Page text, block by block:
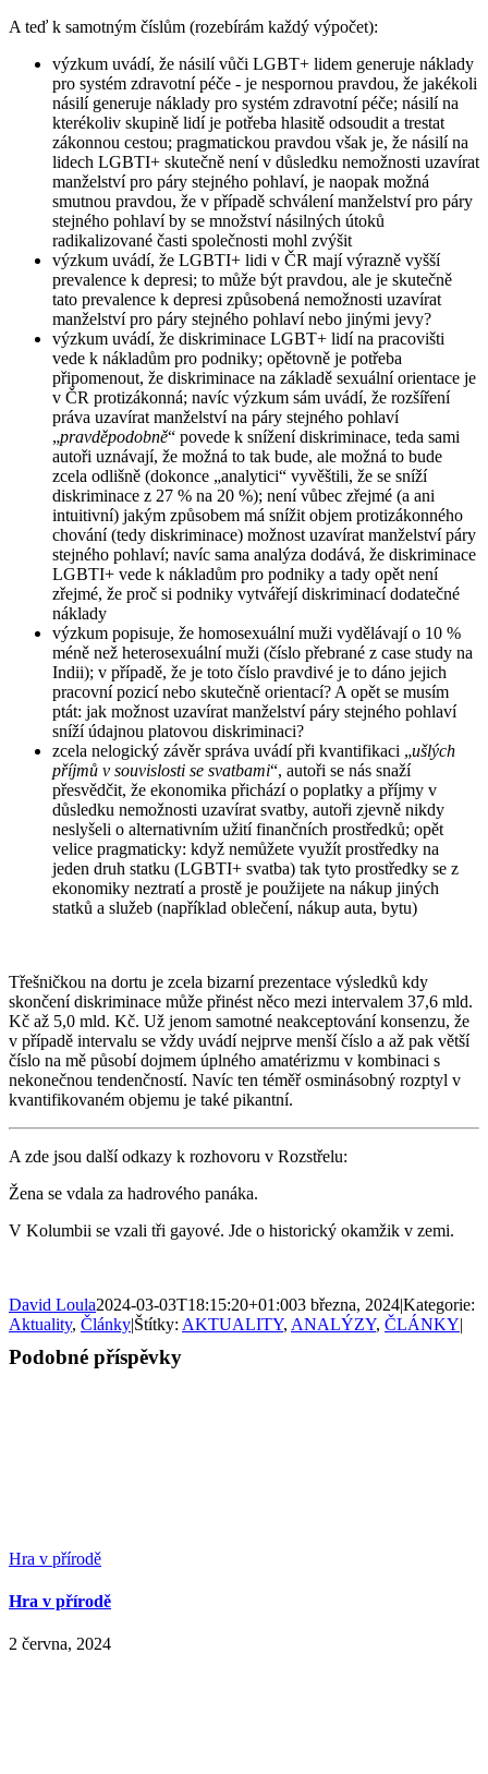
A teď k samotným číslům (rozebírám každý výpočet):
výzkum uvádí, že násilí vůči LGBT+ lidem generuje náklady
pro systém zdravotní péče - je nespornou pravdou, že jakékoli
násilí generuje náklady pro systém zdravotní péče; násilí na
kterékoliv skupině lidí je potřeba hlasitě odsoudit a trestat
zákonnou cestou; pragmatickou pravdou však je, že násilí na
lidech LGBTI+ skutečně není v důsledku nemožnosti uzavírat
manželství pro páry stejného pohlaví, je naopak možná
smutnou pravdou, že v případě schválení manželství pro páry
stejného pohlaví by se množství násilných útoků
radikalizované časti společnosti mohl zvýšit
výzkum uvádí, že LGBTI+ lidi v ČR mají výrazně vyšší
prevalence k depresi; to může být pravdou, ale je skutečně
tato prevalence k depresi způsobená nemožnosti uzavírat
manželství pro páry stejného pohlaví nebo jinými jevy?
výzkum uvádí, že diskriminace LGBT+ lidí na pracovišti
vede k nákladům pro podniky; opětovně je potřeba
připomenout, že diskriminace na základě sexuální orientace je
v ČR protizákonná; navíc výzkum sám uvádí, že rozšíření
práva uzavírat manželství na páry stejného pohlaví
„pravděpodobně“ povede k snížení diskriminace, teda sami
autoři uznávají, že možná to tak bude, ale možná to bude
zcela odlišně (dokonce „analytici“ vyvěštili, že se sníží
diskriminace z 27 % na 20 %); není vůbec zřejmé (a ani
intuitivní) jakým způsobem má snížit objem protizákonného
chování (tedy diskriminace) možnost uzavírat manželství páry
stejného pohlaví; navíc sama analýza dodává, že diskriminace
LGBTI+ vede k nákladům pro podniky a tady opět není
zřejmé, že proč si podniky vytvářejí diskriminací dodatečné
náklady
výzkum popisuje, že homosexuální muži vydělávají o 10 %
méně než heterosexuální muži (číslo přebrané z case study na
Indii); v případě, že je toto číslo pravdivé je to dáno jejich
pracovní pozicí nebo skutečně orientací? A opět se musím
ptát: jak možnost uzavírat manželství páry stejného pohlaví
sníží údajnou platovou diskriminaci?
zcela nelogický závěr správa uvádí při kvantifikaci „ušlých
příjmů v souvislosti se svatbami“, autoři se nás snaží
přesvědčit, že ekonomika přichází o poplatky a příjmy v
důsledku nemožnosti uzavírat svatby, autoři zjevně nikdy
neslyšeli o alternativním užití finančních prostředků; opět
velice pragmaticky: když nemůžete využít prostředky na
jeden druh statku (LGBTI+ svatba) tak tyto prostředky se z
ekonomiky neztratí a prostě je použijete na nákup jiných
statků a služeb (například oblečení, nákup auta, bytu)
Třešničkou na dortu je zcela bizarní prezentace výsledků kdy
skončení diskriminace může přinést něco mezi intervalem 37,6 mld.
Kč až 5,0 mld. Kč. Už jenom samotné neakceptování konsenzu, že
v případě intervalu se vždy uvádí nejprve menší číslo a až pak větší
číslo na mě působí dojmem úplného amatérizmu v kombinaci s
nekonečnou tendenčností. Navíc ten téměř osminásobný rozptyl v
kvantifikovaném objemu je také pikantní.
A zde jsou další odkazy k rozhovoru v Rozstřelu:
Žena se vdala za hadrového panáka.
V Kolumbii se vzali tři gayové. Jde o historický okamžik v zemi.
David Loula2024-03-03T18:15:20+01:003 března, 2024|Kategorie:
Aktuality, Články|Štítky: AKTUALITY, ANALÝZY, ČLÁNKY|
Podobné příspěvky
Hra v přírodě
Hra v přírodě
2 června, 2024